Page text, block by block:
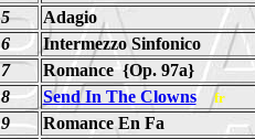
5
Adagio
6
Intermezzo Sinfonico
7
Romance {Op. 97a}
8
Send In The Clowns fr
9
Romance En Fa